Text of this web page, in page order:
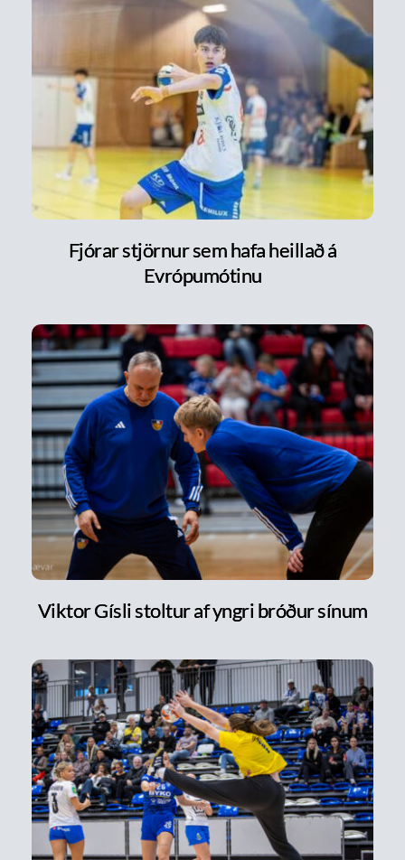
Fjórar stjörnur sem hafa heillað á
Evrópumótinu
Viktor Gísli stoltur af yngri bróður sínum